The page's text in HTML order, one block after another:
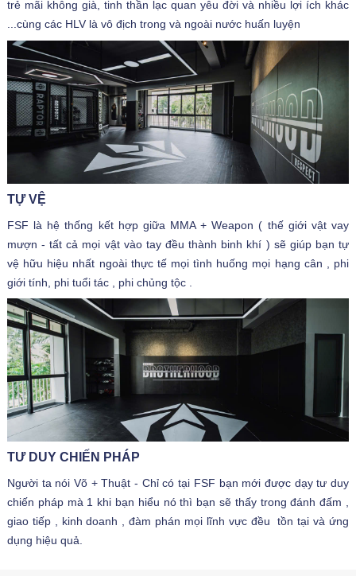
trẻ mãi không già, tinh thần lạc quan yêu đời và nhiều lợi ích khác
...cùng các HLV là vô địch trong và ngoài nước huấn luyện
TỰ VỆ
FSF là hệ thống kết hợp giữa MMA + Weapon ( thế giới vật vay
mượn - tất cả mọi vật vào tay đều thành binh khí ) sẽ giúp bạn tự
vệ hữu hiệu nhất ngoài thực tế mọi tình huống mọi hạng cân , phi
giới tính, phi tuổi tác , phi chủng tộc .
TƯ DUY CHIẾN PHÁP
Người ta nói Võ + Thuật - Chỉ có tại FSF bạn mới được dạy tư duy
chiến pháp mà 1 khi bạn hiểu nó thì bạn sẽ thấy trong đánh đấm ,
giao tiếp , kinh doanh , đàm phán mọi lĩnh vực đều tồn tại và ứng
dụng hiệu quả.